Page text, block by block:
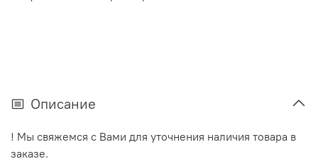
Описание
! Мы свяжемся с Вами для уточнения наличия товара в
заказе.